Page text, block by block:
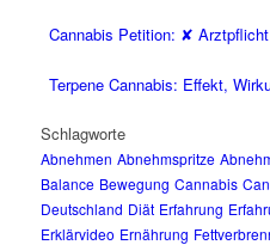
Cannabis Petition: ✘
Terpene Cannabis: Effekt,
Schlagworte
Abnehmen Abnehmspritze
Balance Bewegung Cannabis
Deutschland Diät Erfahrung
Erklärvideo Ernährung